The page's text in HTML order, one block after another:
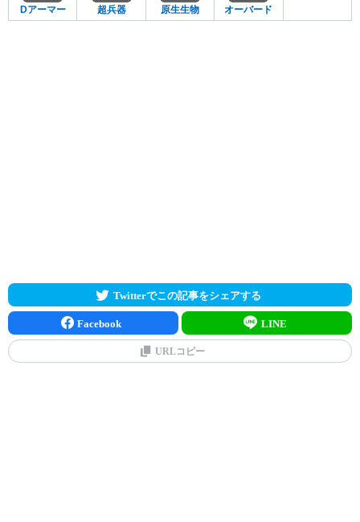
Dアーマー 超兵器 原生生物 オーバード
Twitterでこの記事をシェアする
Facebook LINE
URLコピー